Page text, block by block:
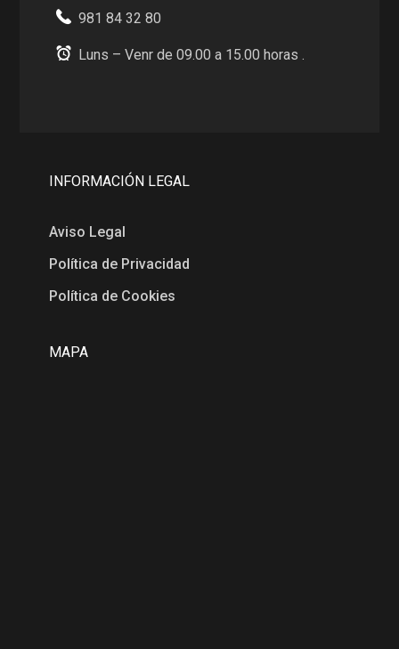
981 84 32 80
Luns – Venr de 09.00 a 15.00 horas .
INFORMACIÓN LEGAL
Aviso Legal
Política de Privacidad
Política de Cookies
MAPA